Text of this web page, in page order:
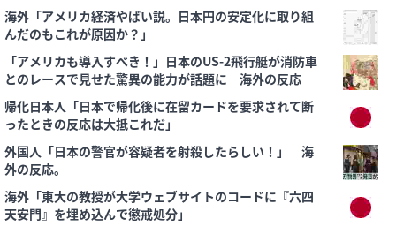
海外「アメリカ経済やばい説。日本円の安定化に取り組
んだのもこれが原因か？」
「アメリカも導入すべき！」日本のUS-2飛行艇が消防車
とのレースで見せた驚異の能力が話題に 海外の反応
帰化日本人「日本で帰化後に在留カードを要求されて断
ったときの反応は大抵これだ」
外国人「日本の警官が容疑者を射殺したらしい！」 海
外の反応。
海外「東大の教授が大学ウェブサイトのコードに『六四
天安門』を埋め込んで懲戒処分」